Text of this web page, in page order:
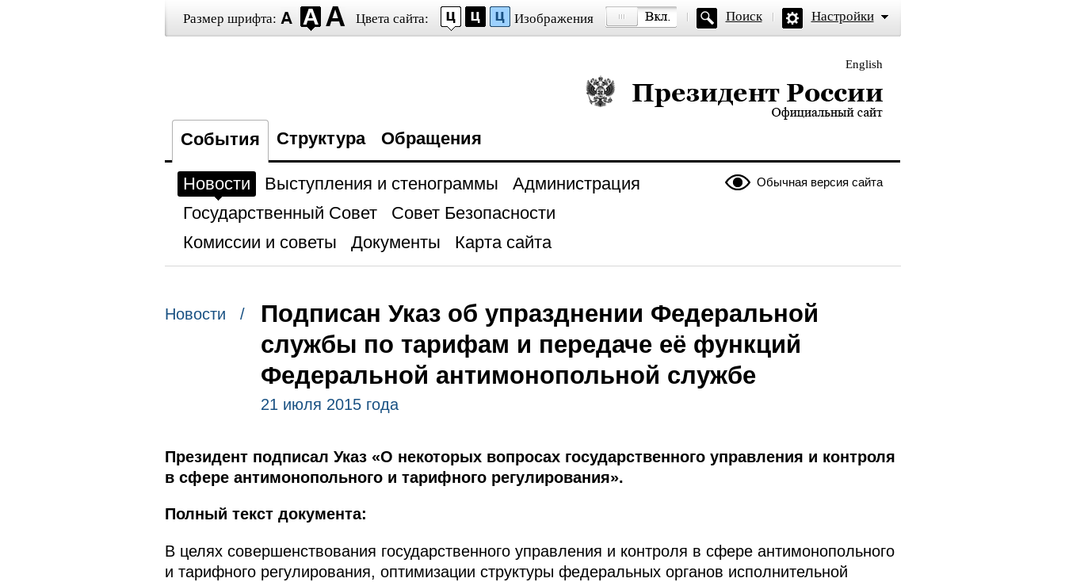
Размер шрифта: Цвета сайта: Изображения Поиск Настройки
English
Президент России — официальный сайт
События Структура Обращения
Обычная версия сайта
Новости Выступления и стенограммы
Администрация
Государственный Совет
Совет Безопасности
Комиссии и советы
Документы Карта сайта
Новости /
Подписан Указ об упразднении Федеральной
службы по тарифам и передаче её функций
Федеральной антимонопольной службе
21 июля 2015 года
Президент подписал Указ «О некоторых вопросах государственного управления и контроля
в сфере антимонопольного и тарифного регулирования».
Полный текст документа:
В целях совершенствования государственного управления и контроля в сфере антимонопольного
и тарифного регулирования, оптимизации структуры федеральных органов исполнительной